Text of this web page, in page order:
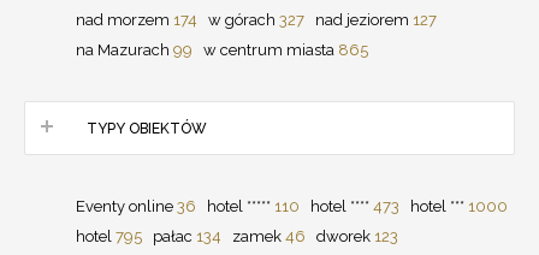
nad morzem 174 w górach 327 nad jeziorem 127
na Mazurach 99 w centrum miasta 865
TYPY OBIEKTÓW
Eventy online 36 hotel ***** 110 hotel **** 473 hotel *** 1000
hotel 795 pałac 134 zamek 46 dworek 123